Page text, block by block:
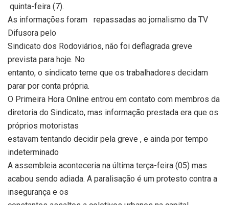
quinta-feira (7).
As informações foram
repassadas ao jornalismo da TV
Difusora pelo
Sindicato dos Rodoviários, não foi deflagrada greve
prevista para hoje. No
entanto, o sindicato teme que os trabalhadores decidam
parar por conta própria.
O Primeira Hora Online entrou em contato com membros da
diretoria do Sindicato, mas informação prestada era que os
próprios motoristas
estavam tentando decidir pela greve , e ainda por tempo
indeterminado
A assembleia aconteceria na última terça-feira (05) mas
acabou sendo adiada. A paralisação é um protesto contra a
insegurança e os